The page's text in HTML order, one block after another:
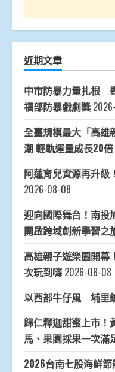
近期文章
中市防暴力量扎根
福部防暴戲劇獎
全臺規模最大「高雄
潮 輕軌運量成長20倍
阿蓮育兒資源再升級
2026-08-08
迎向國際舞台！南投
開啟跨域創新學習之
高雄親子遊樂園開幕
次玩到嗨 2026-08-08
以西部牛仔風 埔里
歸仁釋迦甜蜜上市！
馬、果園採果一次滿
2026台南七股海鮮